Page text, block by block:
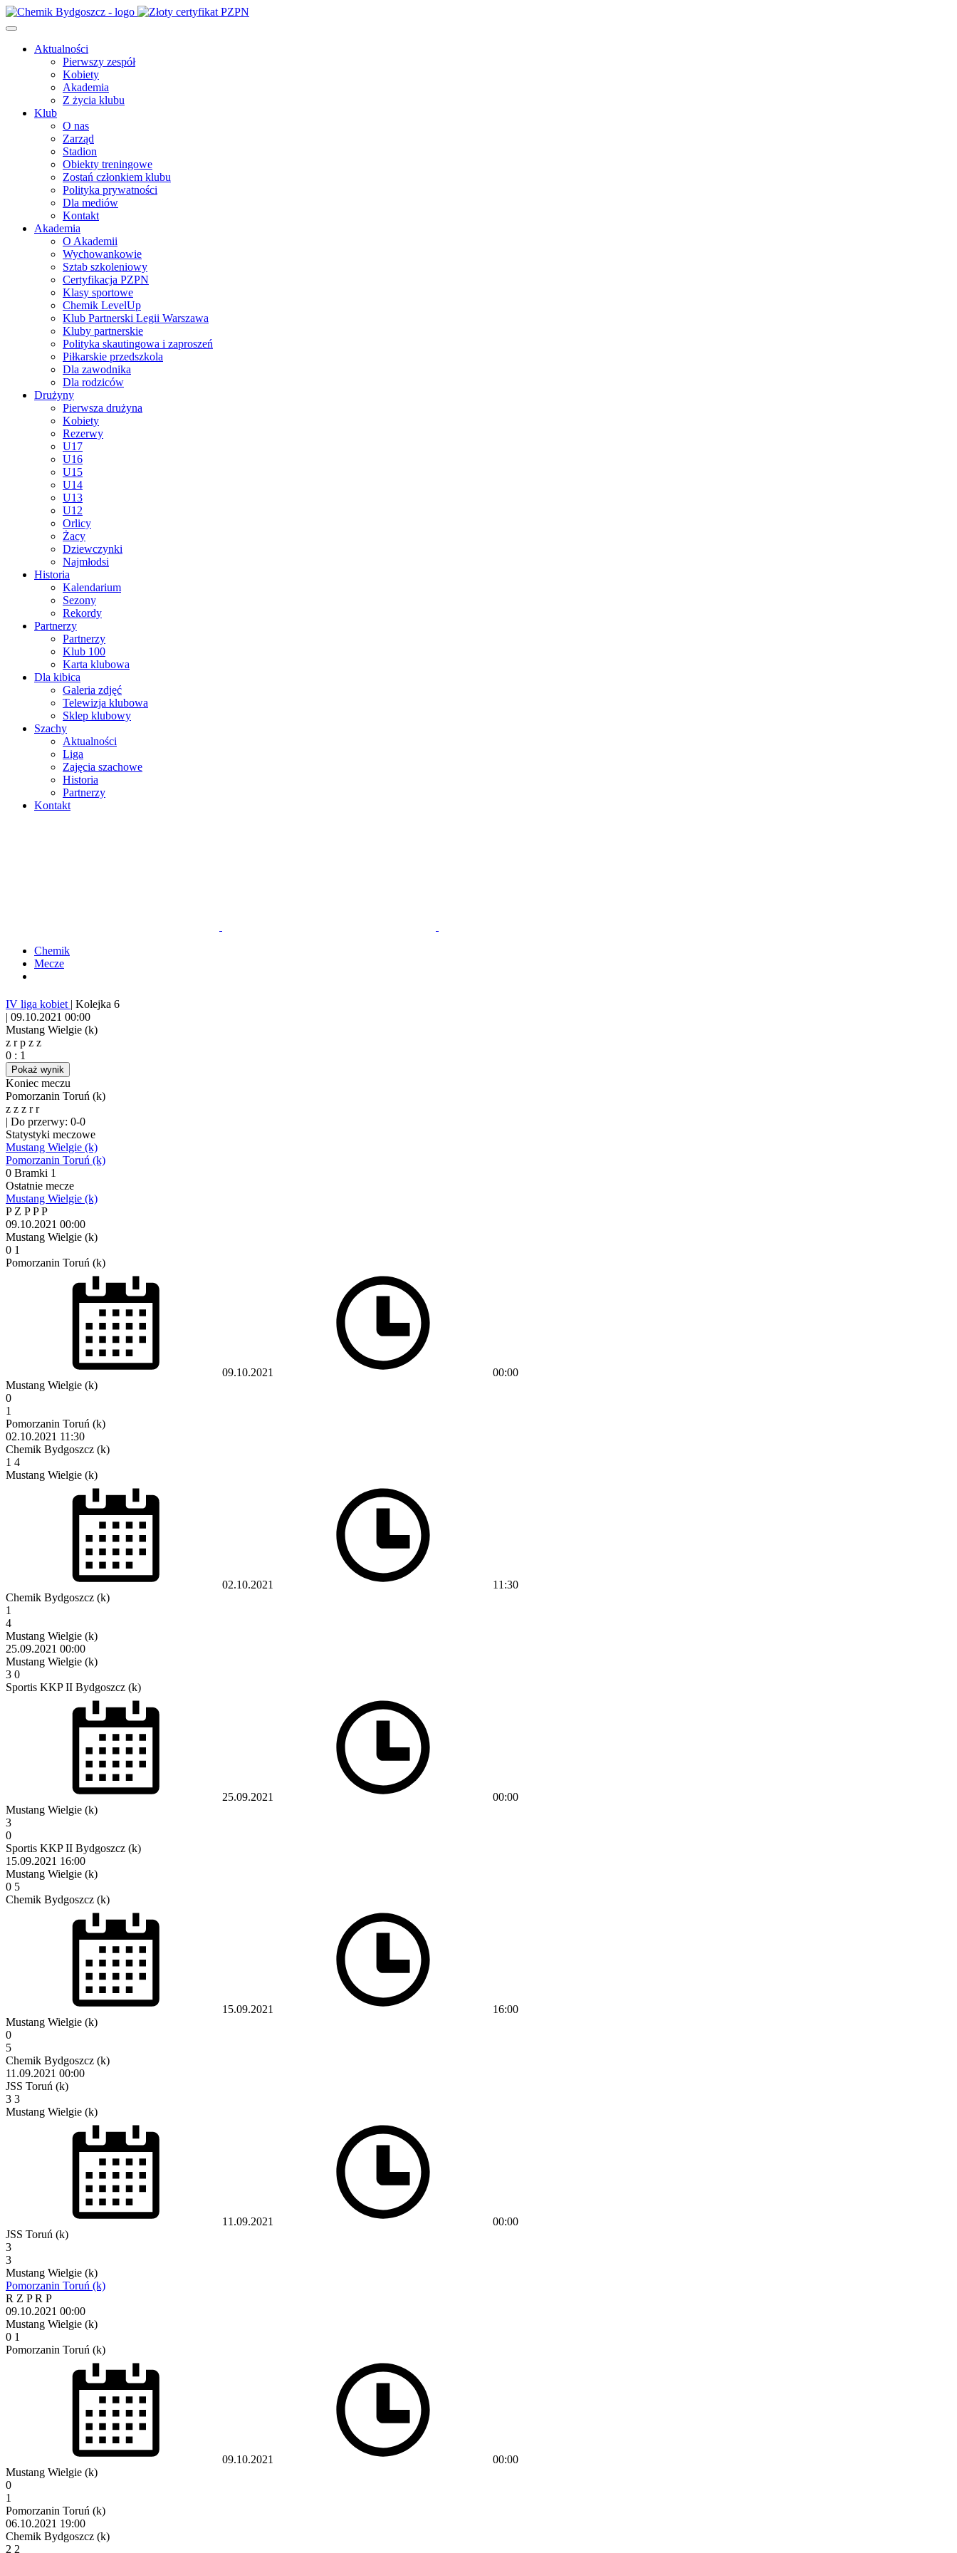
Aktualności
Pierwszy zespół
Kobiety
Akademia
Z życia klubu
Klub
O nas
Zarząd
Stadion
Obiekty treningowe
Zostań członkiem klubu
Polityka prywatności
Dla mediów
Kontakt
Akademia
O Akademii
Wychowankowie
Sztab szkoleniowy
Certyfikacja PZPN
Klasy sportowe
Chemik LevelUp
Klub Partnerski Legii Warszawa
Kluby partnerskie
Polityka skautingowa i zaproszeń
Piłkarskie przedszkola
Dla zawodnika
Dla rodziców
Drużyny
Pierwsza drużyna
Kobiety
Rezerwy
U17
U16
U15
U14
U13
U12
Orlicy
Żacy
Dziewczynki
Najmłodsi
Historia
Kalendarium
Sezony
Rekordy
Partnerzy
Partnerzy
Klub 100
Karta klubowa
Dla kibica
Galeria zdjęć
Telewizja klubowa
Sklep klubowy
Szachy
Aktualności
Liga
Zajęcia szachowe
Historia
Partnerzy
Kontakt
Chemik
Mecze
IV liga kobiet | Kolejka 6
| 09.10.2021 00:00
Mustang Wielgie (k)
z rp z z
0 : 1
Pokaż wynik
Koniec meczu
Pomorzanin Toruń (k)
z z z rr
| Do przerwy: 0-0
Statystyki meczowe
Mustang Wielgie (k)
Pomorzanin Toruń (k)
0 Bramki 1
Ostatnie mecze
Mustang Wielgie (k)
PZ PPP
09.10.2021 00:00
Mustang Wielgie (k)
0 1
Pomorzanin Toruń (k)
09.10.2021
00:00
Mustang Wielgie (k)
0
1
Pomorzanin Toruń (k)
02.10.2021 11:30
Chemik Bydgoszcz (k)
1 4
Mustang Wielgie (k)
02.10.2021
11:30
Chemik Bydgoszcz (k)
1
4
Mustang Wielgie (k)
25.09.2021 00:00
Mustang Wielgie (k)
3 0
Sportis KKP II Bydgoszcz (k)
25.09.2021
00:00
Mustang Wielgie (k)
3
0
Sportis KKP II Bydgoszcz (k)
15.09.2021 16:00
Mustang Wielgie (k)
0 5
Chemik Bydgoszcz (k)
15.09.2021
16:00
Mustang Wielgie (k)
0
5
Chemik Bydgoszcz (k)
11.09.2021 00:00
JSS Toruń (k)
3 3
Mustang Wielgie (k)
11.09.2021
00:00
JSS Toruń (k)
3
3
Mustang Wielgie (k)
Pomorzanin Toruń (k)
R Z PR P
09.10.2021 00:00
Mustang Wielgie (k)
0 1
Pomorzanin Toruń (k)
09.10.2021
00:00
Mustang Wielgie (k)
0
1
Pomorzanin Toruń (k)
06.10.2021 19:00
Chemik Bydgoszcz (k)
2 2